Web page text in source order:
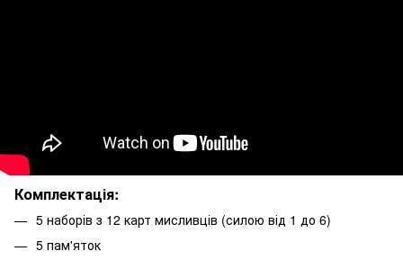
Комплектація:
5 наборів з 12 карт мисливців (силою від 1 до 6)
5 пам'яток